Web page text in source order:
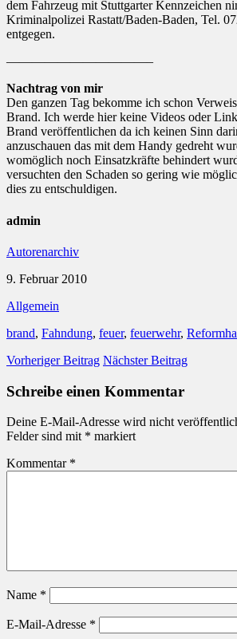
dem Fahrzeug mit Stuttgarter Kennzeichen
Kriminalpolizei Rastatt/Baden-Baden, Tel.
entgegen.
———————————–
Nachtrag von mir
Den ganzen Tag bekomme ich schon
Brand. Ich werde hier keine Videos oder
Brand veröffentlichen da ich keinen Sinn
anzuschauen das mit dem Handy gedreht
womöglich noch Einsatzkräfte behindert
versuchten den Schaden so gering wie
dies zu entschuldigen.
admin
Autorenarchiv
9. Februar 2010
Allgemein
brand, Fahndung, feuer, feuerwehr,
Vorheriger Beitrag Nächster Beitrag
Schreibe einen Kommentar
Deine E-Mail-Adresse wird nicht
Felder sind mit * markiert
Kommentar *
Name *
E-Mail-Adresse *